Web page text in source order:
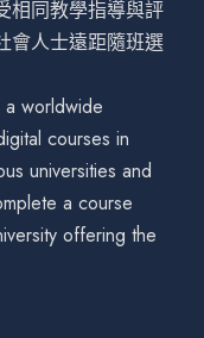
相同教學指導與評
會人士遠距隨班選
a worldwide
courses in
universities and
a course
offering the